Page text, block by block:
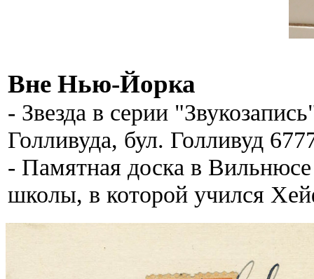
Вне Нью-Йорка
- Звезда в серии
Голливуда, бул. Голливуд
- Памятная доска в
школы, в которой учился